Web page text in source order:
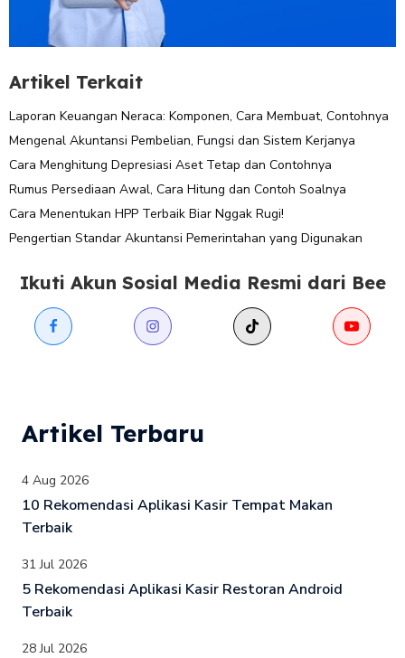
Artikel Terkait
Laporan Keuangan Neraca: Komponen, Cara Membuat, Contohnya
Mengenal Akuntansi Pembelian, Fungsi dan Sistem Kerjanya
Cara Menghitung Depresiasi Aset Tetap dan Contohnya
Rumus Persediaan Awal, Cara Hitung dan Contoh Soalnya
Cara Menentukan HPP Terbaik Biar Nggak Rugi!
Pengertian Standar Akuntansi Pemerintahan yang Digunakan
Ikuti Akun Sosial Media Resmi dari Bee
Artikel Terbaru
4 Aug 2026
10 Rekomendasi Aplikasi Kasir Tempat Makan
Terbaik
31 Jul 2026
5 Rekomendasi Aplikasi Kasir Restoran Android
Terbaik
28 Jul 2026